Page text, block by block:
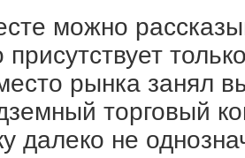
можно
присутствует
рынка занял
торговый
далеко не